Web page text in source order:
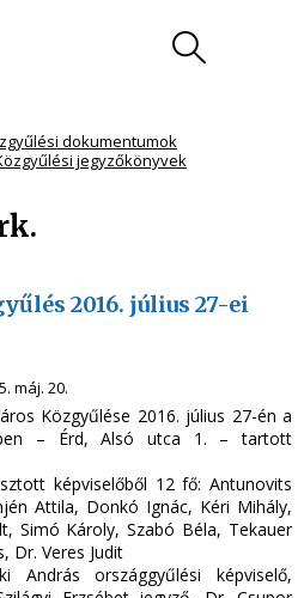
dokumentumok
jegyzőkönyvek
2016. július 27-ei
máj. 20.
Közgyűlése 2016. július 27-én a
– Érd, Alsó utca 1. – tartott
képviselőből 12 fő: Antunovits
Attila, Donkó Ignác, Kéri Mihály,
Simó Károly, Szabó Béla, Tekauer
Dr. Veres Judit
András országgyűlési képviselő,